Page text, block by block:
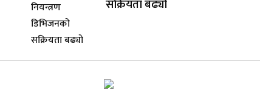
सक्रियता बढ्यो